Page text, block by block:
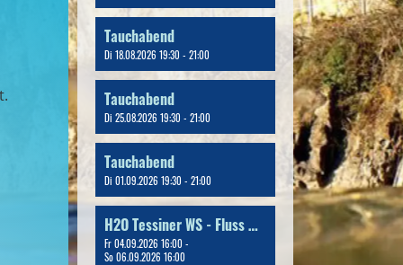
Tauchabend
Di 18.08.2026 19:30 - 21:00
Tauchabend
Di 25.08.2026 19:30 - 21:00
Tauchabend
Di 01.09.2026 19:30 - 21:00
H2O Tessiner WS - Fluss & Bergseetauchen
Fr 04.09.2026 16:00 -
So 06.09.2026 16:00